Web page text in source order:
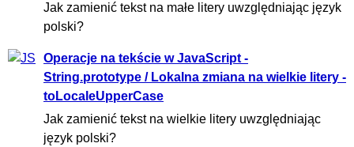
Jak zamienić tekst na małe litery uwzględniając język
polski?
Operacje na tekście w JavaScript -
String.prototype / Lokalna zmiana na wielkie litery -
toLocaleUpperCase
Jak zamienić tekst na wielkie litery uwzględniając
język polski?